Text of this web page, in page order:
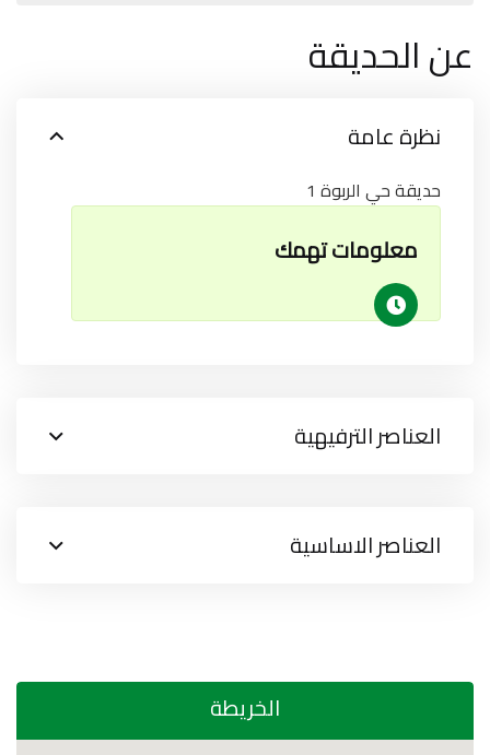
عن الحديقة
نظرة عامة
حديقة حي الربوة 1
معلومات تهمك
العناصر الترفيهية
العناصر الاساسية
الخريطة